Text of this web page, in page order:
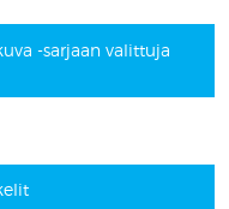
-sarjaan valittuja